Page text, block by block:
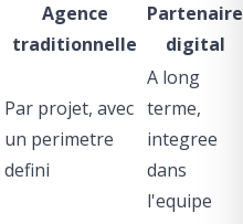
Agence
traditionnelle
Partenaire
digital
Par projet, avec
un perimetre
defini
A long
terme,
integree
dans
l'equipe